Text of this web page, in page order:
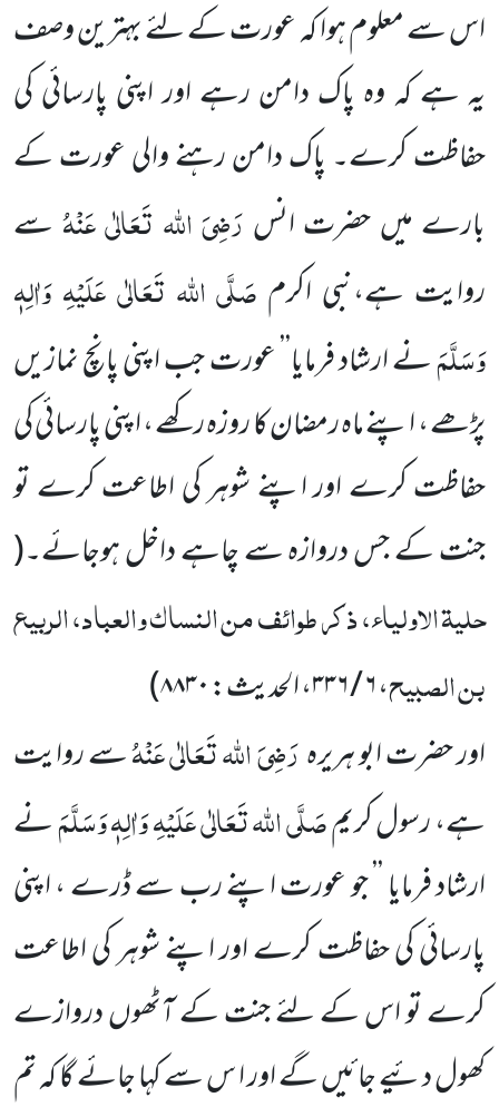
اس سے معلوم ہوا کہ عورت کے لئے بہترین وصف
یہ ہے کہ وہ پاک دامن رہے اور اپنی پارسائی کی
حفاظت کرے۔ پاک دامن رہنے والی عورت کے
بارے میںحضرت انسرَضِیَاللہتَعَالٰیعَنْہُسے
روایت ہے،نبی اکرم صَلَّی اللہ تَعَالٰیعَلَیْہِوَاٰلِہٖ
وَسَلَّمَنے ارشاد فرمایا’’ عورت جب اپنی پانچ نمازیں
پڑھے ، اپنے ماہ رمضان کا روزہ رکھے ، اپنی پارسائی کی
حفاظت کرے اور اپنے شوہر کی اطاعت کرے تو
جنت کے جس دروازہ سے چاہے داخل ہوجائے۔(
حلیۃ الاولیاء، ذکر طوائف من النساک والعباد، الربیع
بن الصبیح، ۶ / ۳۳۶، الحدیث: ۸۸۳۰
)
اور حضرت ابو ہریرہرَضِیَاللہتَعَالٰیعَنْہُسے روایت
ہے، رسول کریمصَلَّیاللہتَعَالٰیعَلَیْہِوَاٰلِہٖ وَسَلَّمَنے
ارشاد فرمایا’’ جو عورت اپنے رب سے ڈرے ، اپنی
پارسائی کی حفاظت کرے اور اپنے شوہر کی اطاعت
کرے تو اس کے لئے جنت کےآٹھوںدروازے
کھول دئیے جائیںگے اور ا س سے کہا جائے گا کہ تم